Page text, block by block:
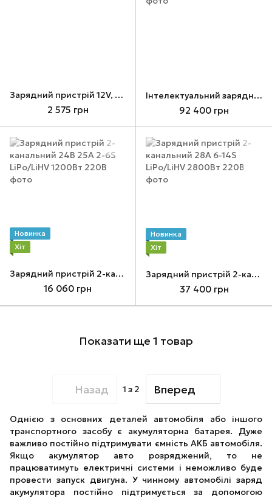
Зарядний пристрій 12V, 4.2А
2 575 грн
Інтелектуальний зарядний пристрій мультифункціональний
92 400 грн
Новинка
Хіт
Зарядний пристрій 2-канальний 24В 25А 2-6S LiPo/LiHV 1200Вт 220В
16 060 грн
Новинка
Хіт
Зарядний пристрій 2-канальний 28А 6-14S LiPo/LiHV 2800Вт 220В
37 400 грн
Показати ще 1 товар
Назад 1 з 2 Вперед
Однією з основних деталей автомобіля або іншого
транспортного засобу є акумуляторна батарея. Дуже
важливо постійно підтримувати ємність АКБ автомобіля.
Якщо акумулятор авто розряджений, то не
працюватимуть електричні системи і неможливо буде
провести запуск двигуна. У чинному автомобілі заряд
акумулятора постійно підтримується за допомогою